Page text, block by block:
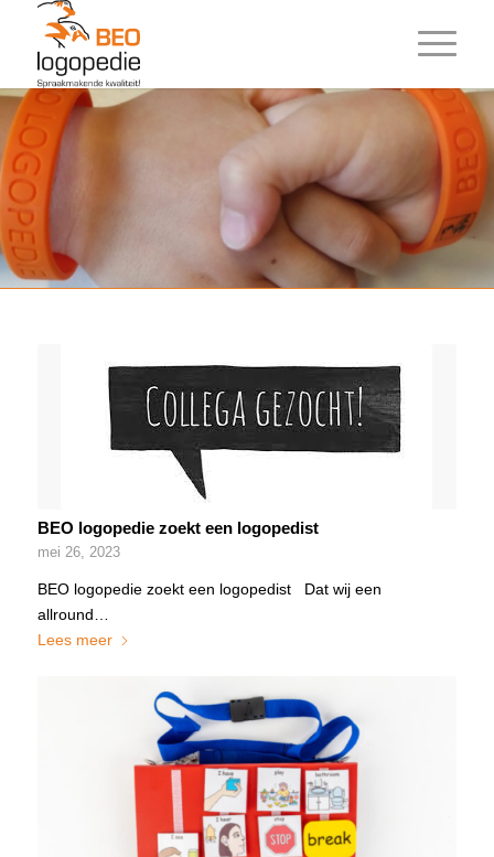
BEO logopedie zoekt een logopedist
mei 26, 2023
BEO logopedie zoekt een logopedist Dat wij een
allround…
Lees meer